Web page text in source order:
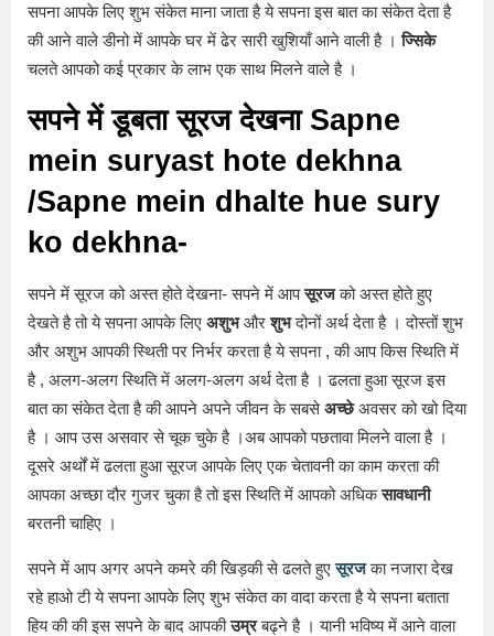
सपना आपके लिए शुभ संकेत माना जाता है ये सपना इस बात का संकेत देता है
की आने वाले डीनो में आपके घर में ढेर सारी खुशियाँ आने वाली है ।ज्सिके
चलते आपको कई प्रकार के लाभ एक साथ मिलने वाले है ।
सपने में डूबता सूरज देखना Sapne
mein suryast hote dekhna
/Sapne mein dhalte hue sury
ko dekhna-
सपने में सूरज को अस्त होते देखना- सपने में आपसूरजको अस्त होते हुए
देखते है तो ये सपना आपके लिए अशुभऔरशुभदोनों अर्थ देता है । दोस्तों शुभ
और अशुभ आपकी स्थिती पर निर्भर करता है ये सपना , की आप किस स्थिति में
है , अलग-अलग स्थिति में अलग-अलग अर्थ देता है । ढलता हुआ सूरज इस
बात का संकेत देता है की आपने अपने जीवन के सबसेअच्छेअवसर को खो दिया
है । आप उस असवार से चूक चुके है ।अब आपको पछतावा मिलने वाला है ।
दूसरे अर्थों में ढलता हुआ सूरज आपके लिए एक चेतावनी का काम करता की
आपका अच्छा दौर गुजर चुका है तो इस स्थिति में आपको अधिकसावधानी
बरतनी चाहिए ।
सपने में आप अगर अपने कमरे की खिड़की से ढलते हुएसूरजका नजारा देख
रहे हाओ टी ये सपना आपके लिए शुभ संकेत का वादा करता है ये सपना बताता
हिय की की इस सपने के बाद आपकीउम्रबढ्ने है । यानी भविष्य में आने वाला